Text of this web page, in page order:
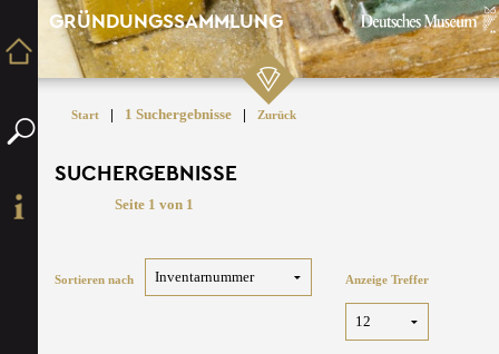
GRÜNDUNGSSAMMLUNG
Start | 1 Suchergebnisse | Zurück
SUCHERGEBNISSE
Seite 1 von 1
Sortieren nach Anzeige Treffer